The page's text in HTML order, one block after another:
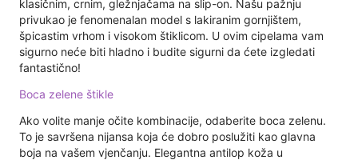
klasičnim, crnim, gležnjačama na slip-on. Našu pažnju
privukao je fenomenalan model s lakiranim gornjištem,
špicastim vrhom i visokom štiklicom. U ovim cipelama vam
sigurno neće biti hladno i budite sigurni da ćete izgledati
fantastično!
Boca zelene štikle
Ako volite manje očite kombinacije, odaberite boca zelenu.
To je savršena nijansa koja će dobro poslužiti kao glavna
boja na vašem vjenčanju. Elegantna antilop koža u